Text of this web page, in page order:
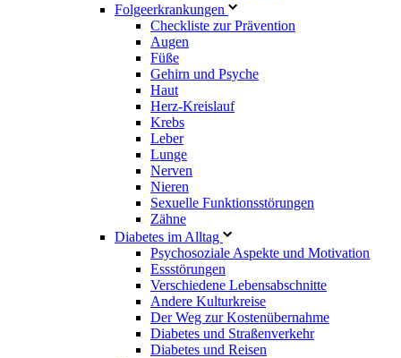
Folgeerkrankungen
Checkliste zur Prävention
Augen
Füße
Gehirn und Psyche
Haut
Herz-Kreislauf
Krebs
Leber
Lunge
Nerven
Nieren
Sexuelle Funktionsstörungen
Zähne
Diabetes im Alltag
Psychosoziale Aspekte und Motivation
Essstörungen
Verschiedene Lebensabschnitte
Andere Kulturkreise
Der Weg zur Kostenübernahme
Diabetes und Straßenverkehr
Diabetes und Reisen